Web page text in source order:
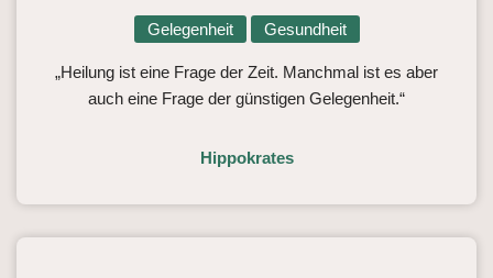
Gelegenheit Gesundheit
„Heilung ist eine Frage der Zeit. Manchmal ist es aber
auch eine Frage der günstigen Gelegenheit.“
Hippokrates